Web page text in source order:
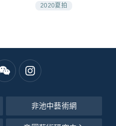
2020夏拍
非池中藝術網